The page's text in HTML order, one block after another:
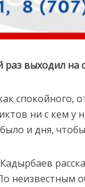
выходил на
спокойного,
ни с кем у
и дня,
неизвестным